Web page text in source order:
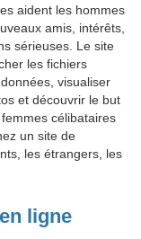
aident les hommes
amis, intérêts,
sérieuses. Le site
les fichiers
visualiser
et découvrir le but
célibataires
un site de
les étrangers, les
ligne